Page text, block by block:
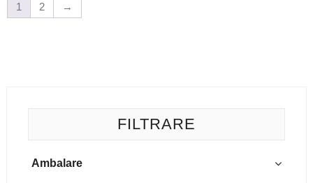
1 2 →
FILTRARE
Ambalare